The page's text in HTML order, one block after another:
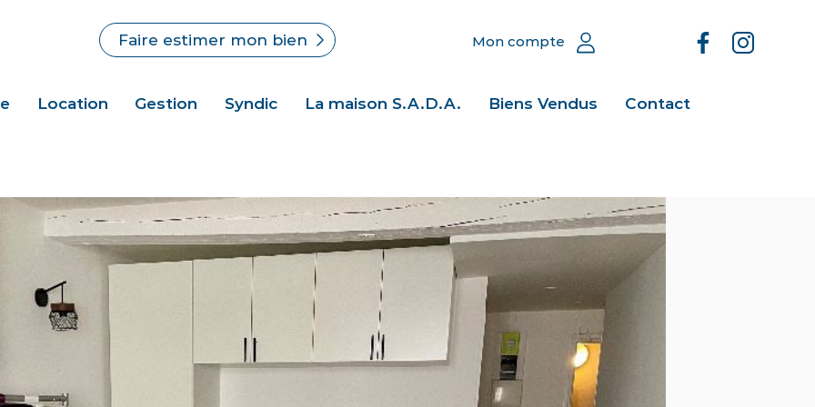
Location Gestion Syndic La maison S.A.D.A. Biens Vendus Contact
Mon compte
Faire estimer mon bien